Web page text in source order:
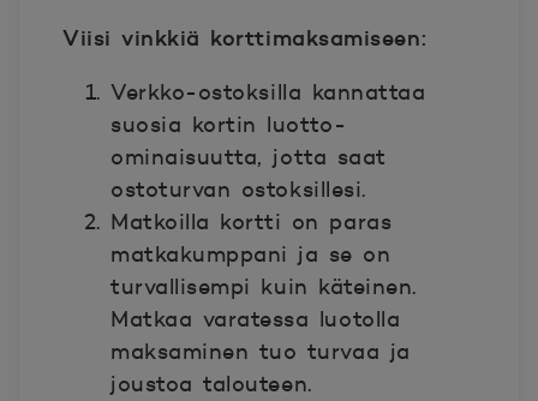
Viisi vinkkiä korttimaksamiseen:
Verkko-ostoksilla kannattaa
suosia kortin luotto-
ominaisuutta, jotta saat
ostoturvan ostoksillesi.
Matkoilla kortti on paras
matkakumppani ja se on
turvallisempi kuin käteinen.
Matkaa varatessa luotolla
maksaminen tuo turvaa ja
joustoa talouteen.